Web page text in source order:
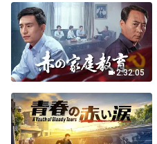
2:32:05